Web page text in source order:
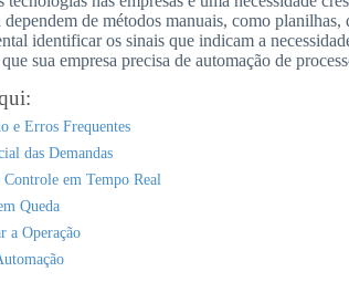
de métodos manuais, como
identificar os sinais que indicam a
sua empresa precisa de automação de
e Erros Frequentes
das Demandas
em Tempo Real
Queda
a Operação